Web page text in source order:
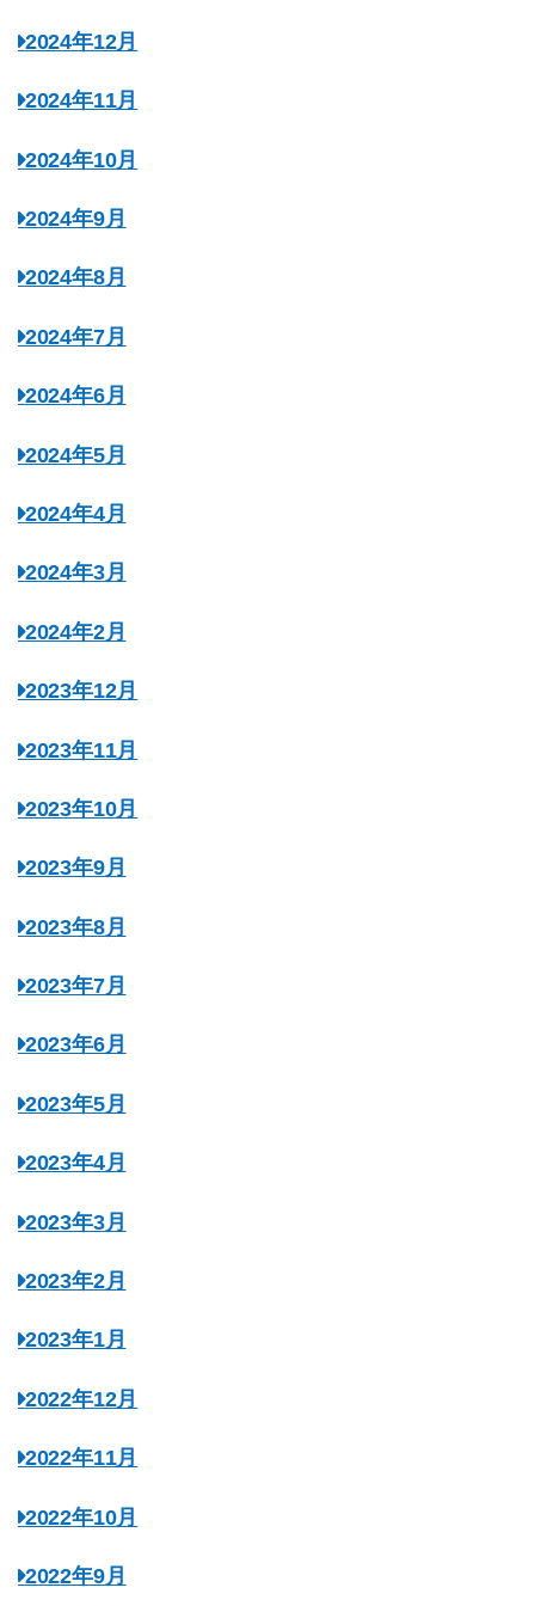
2024年12月
2024年11月
2024年10月
2024年9月
2024年8月
2024年7月
2024年6月
2024年5月
2024年4月
2024年3月
2024年2月
2023年12月
2023年11月
2023年10月
2023年9月
2023年8月
2023年7月
2023年6月
2023年5月
2023年4月
2023年3月
2023年2月
2023年1月
2022年12月
2022年11月
2022年10月
2022年9月